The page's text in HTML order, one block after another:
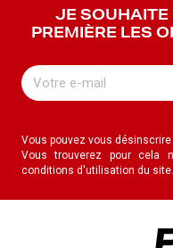
JE SOUHAITE
PREMIÈRE LES
Vous pouvez vous
Vous trouverez pour cela
conditions d'utilisation du site.